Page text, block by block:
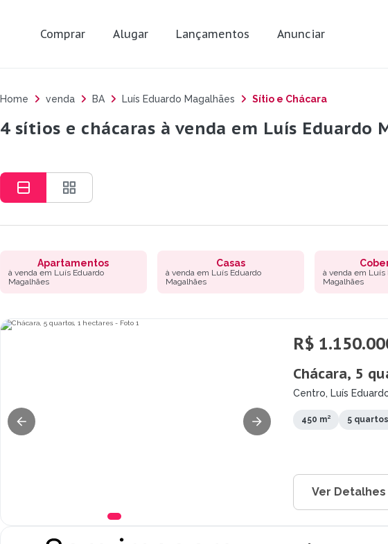
Comprar Alugar Lançamentos Anunciar
Home venda BA Luís Eduardo Magalhães Sítio e Chácara
4 sítios e chácaras à venda em Luís Eduardo
Apartamentos
à venda em Luís Eduardo
Magalhães
Casas
à venda em Luís Eduardo
Magalhães
à venda em Luís
Magalhães
R$
Chácara, 5
Centro, Luís
450 m² 5 quartos
Ver Detalhes